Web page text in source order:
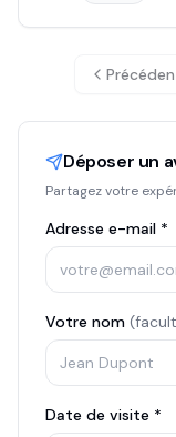
Déposer un
Partagez votre
Adresse e-mail *
Votre nom
Date de visite *